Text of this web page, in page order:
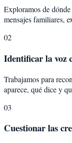
Exploramos de
mensajes familiares,
02
Identificar la voz
Trabajamos para
aparece, qué dice y
03
Cuestionar las